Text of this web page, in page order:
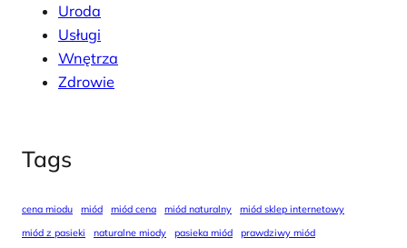
Uroda
Usługi
Wnętrza
Zdrowie
Tags
cena miodu miód miód cena miód naturalny
miód sklep internetowy
miód z pasieki
naturalne miody pasieka miód
prawdziwy miód